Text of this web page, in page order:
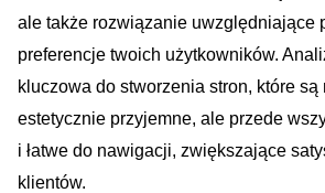
ale także rozwiązanie uwzględniające
preferencje twoich⁤ użytkowników.
kluczowa ⁤do stworzenia stron, które są
estetycznie przyjemne,⁢ ale‍ przede
i łatwe do‌ nawigacji, zwiększające
klientów. ⁤